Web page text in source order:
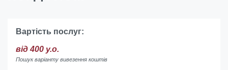
Вартість послуг:
від 400 у.о.
Пошук варіанту вивезення коштів